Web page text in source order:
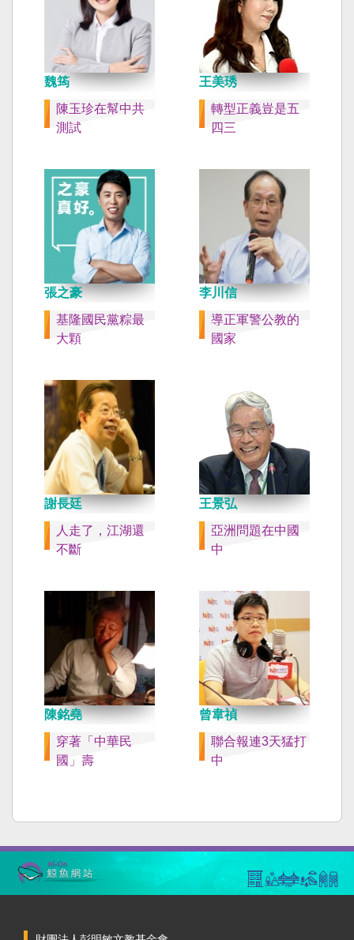
魏筠
陳玉珍在幫中共
測試
王美琇
轉型正義豈是五
四三
張之豪
基隆國民黨粽最
大顆
李川信
導正軍警公教的
國家
謝長廷
人走了，江湖還
不斷
王景弘
亞洲問題在中國
中
陳銘堯
穿著「中華民
國」壽
曾韋禎
聯合報連3天猛打
中